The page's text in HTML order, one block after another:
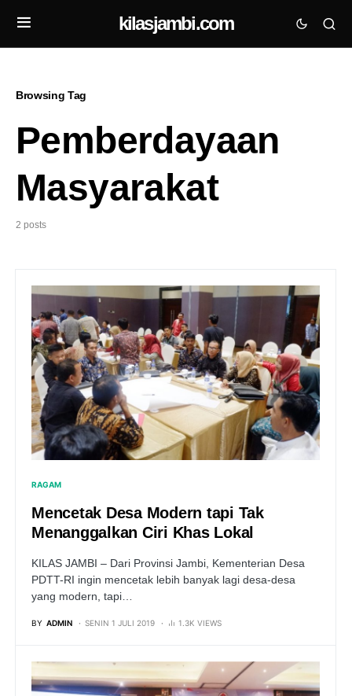
kilasjambi.com
Browsing Tag
Pemberdayaan
Masyarakat
2 posts
RAGAM
Mencetak Desa Modern tapi Tak
Menanggalkan Ciri Khas Lokal
KILAS JAMBI – Dari Provinsi Jambi, Kementerian Desa
PDTT-RI ingin mencetak lebih banyak lagi desa-desa
yang modern, tapi…
BY ADMIN SENIN 1 JULI 2019 1.3K VIEWS